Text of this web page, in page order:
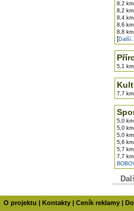
8,2 km
8,2 km
8,4 km
8,6 km
8,8 km
[
5,1 km
7,7 km
5,0 km
5,0 km
5,0 km
5,6 km
5,7 km
7,7 km
O projektu | Kontakty | Ceník reklamy |